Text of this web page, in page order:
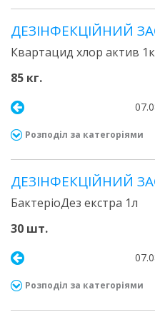
ДЕЗІНФЕКЦІЙНИЙ
Квартацид хлор актив
85 кг.
Розподіл за категоріями
ДЕЗІНФЕКЦІЙНИЙ
БактеріоДез екстра 1л
30 шт.
Розподіл за категоріями